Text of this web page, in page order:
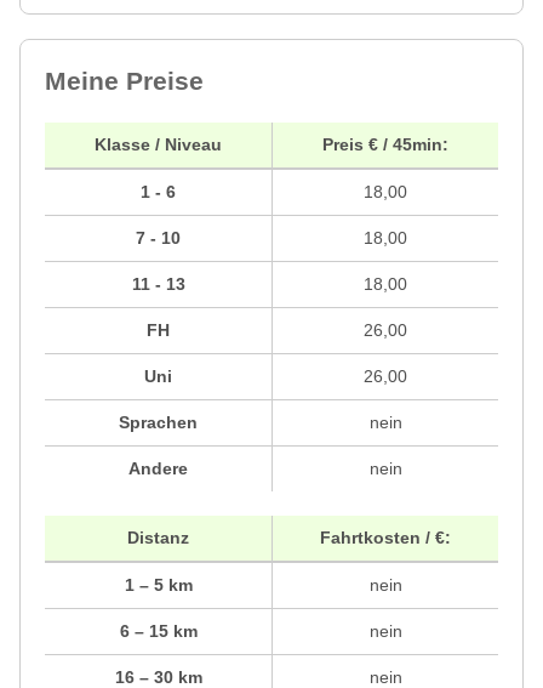
Meine Preise
Klasse / Niveau
1 - 6
7 - 10
11 - 13
FH
Uni
Sprachen
Andere
Preis € / 45min:
18,00
18,00
18,00
26,00
26,00
nein
nein
Distanz
1 – 5 km
6 – 15 km
16 – 30 km
Fahrtkosten / €:
nein
nein
nein